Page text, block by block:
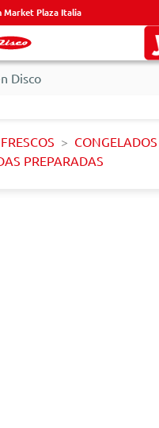
Market Plaza Italia
FRESCOS
CONGELADOS
PREPARADAS